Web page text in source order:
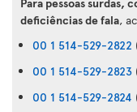
deficiências de fala,
00 1 514-529-2822
00 1 514-529-2823
00 1 514-529-2824